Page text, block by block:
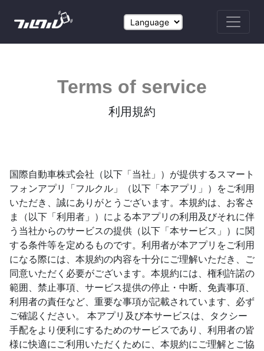
Terms of service
利用規約
国際自動車株式会社（以下「当社」）が提供するスマート
フォンアプリ「フルクル」（以下「本アプリ」）をご利用
いただき、誠にありがとうございます。本規約は、お客さ
ま（以下「利用者」）による本アプリの利用及びそれに伴
う当社からのサービスの提供（以下「本サービス」）に関
する条件等を定めるものです。利用者が本アプリをご利用
になる際には、本規約の内容を十分にご理解いただき、ご
同意いただく必要がございます。本規約には、権利許諾の
範囲、禁止事項、サービス提供の停止・中断、免責事項、
利用者の責任など、重要な事項が記載されています、必ず
ご確認ください。 本アプリ及び本サービスは、タクシー
手配をより便利にするためのサービスであり、利用者の皆
様に快適にご利用いただくために、本規約にご理解とご協